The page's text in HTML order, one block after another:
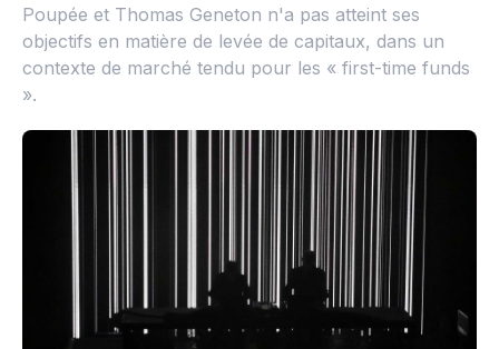
Poupée et Thomas Geneton n'a pas atteint ses
objectifs en matière de levée de capitaux, dans un
contexte de marché tendu pour les « first-time funds
».